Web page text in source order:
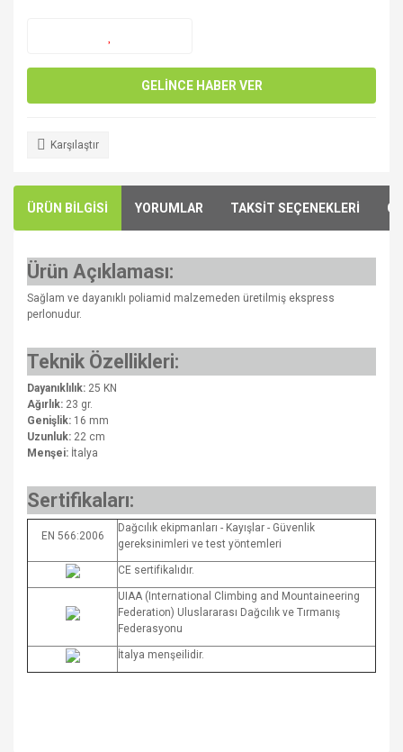
GELİNCE HABER VER
Karşılaştır
ÜRÜN BİLGİSİ YORUMLAR TAKSİT SEÇENEKLERİ
Ürün Açıklaması:
Sağlam ve dayanıklı poliamid malzemeden üretilmiş ekspress
perlonudur.
Teknik Özellikleri:
Dayanıklılık: 25 KN
Ağırlık: 23 gr.
Genişlik: 16 mm
Uzunluk: 22 cm
Menşei: İtalya
Sertifikaları:
EN 566:2006
Dağcılık ekipmanları - Kayışlar - Güvenlik
gereksinimleri ve test yöntemleri
CE sertifikalıdır.
UIAA (International Climbing and Mountaineering
Federation) Uluslararası Dağcılık ve Tırmanış
Federasyonu
İtalya menşeilidir.